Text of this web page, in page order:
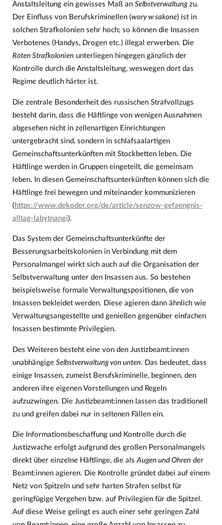
Anstaltsleitung ein gewisses Maß an Selbstverwaltungzu.
Der Einfluss von Berufskriminellen (wory w sakone) ist in
solchen Strafkolonien sehr hoch; so können die Insassen
Verbotenes (Handys, Drogen etc.) illegal erwerben. Die
Roten Strafkolonienunterliegen hingegen gänzlich der
Kontrolle durch die Anstaltsleitung, weswegen dort das
Regime deutlich härter ist.
Die zentrale Besonderheit des russischen Strafvollzugs
besteht darin, dass die Häftlinge von wenigen Ausnahmen
abgesehen nicht in zellenartigen Einrichtungen
untergebracht sind, sondern in schlafsaalartigen
Gemeinschaftsunterkünften mit Stockbetten leben. Die
Häftlinge werden in Gruppen eingeteilt, die gemeinsam
leben. In diesen Gemeinschaftsunterkünften können sich die
Häftlinge frei bewegen und miteinander kommunizieren
(https://www.dekoder.org/de/article/senzow-gefaengnis-
alltag-labytnangi).
Das System der Gemeinschaftsunterkünfte der
Besserungsarbeitskolonien in Verbindung mit dem
Personalmangel wirkt sich auch auf die Organisation der
Selbstverwaltung unter den Insassen aus. So bestehen
beispielsweise formale Verwaltungspositionen, die von
Insassen bekleidet werden. Diese agieren dann ähnlich wie
Verwaltungsangestellte und genießen gegenüber einfachen
Insassen bestimmte Privilegien.
Des Weiteren besteht eine von den Justizbeamt:innen
unabhängige Selbstverwaltung von unten. Das bedeutet, dass
einige Insassen, zumeist Berufskriminelle, beginnen, den
anderen ihre eigenen Vorstellungen und Regeln
aufzuzwingen. Die Justizbeamt:innen lassen das traditionell
zu und greifen dabei nur in seltenen Fällen ein.
Die Informationsbeschaffung und Kontrolle durch die
Justizwache erfolgt aufgrund des großen Personalmangels
direkt über einzelne Häftlinge, die alsAugen und Ohrender
Beamt:innen agieren. Die Kontrolle gründet dabei auf einem
Netz von Spitzeln und sehr harten Strafen selbst für
geringfügige Vergehen bzw. auf Privilegien für die Spitzel.
Auf diese Weise gelingt es auch einer sehr geringen Zahl